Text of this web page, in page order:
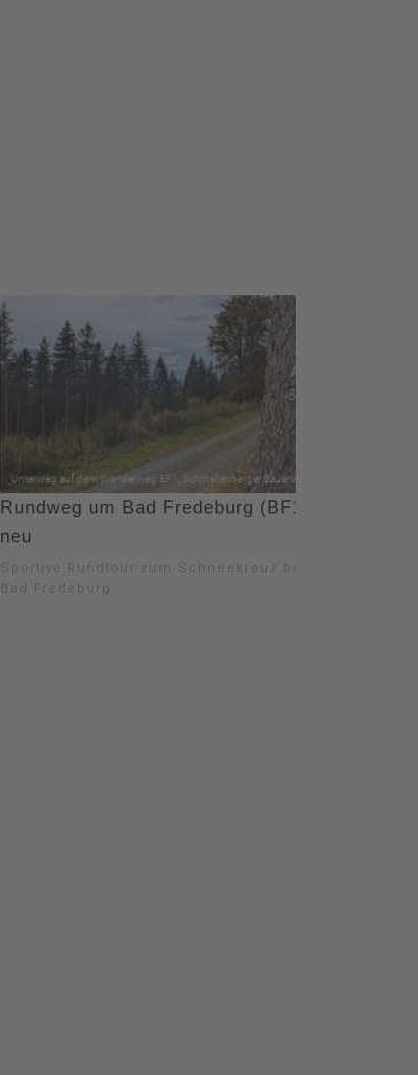
Rundweg um Bad Fredeburg (BF1)
neu
Sportive Rundtour zum Schneekreuz bei
Bad Fredeburg.